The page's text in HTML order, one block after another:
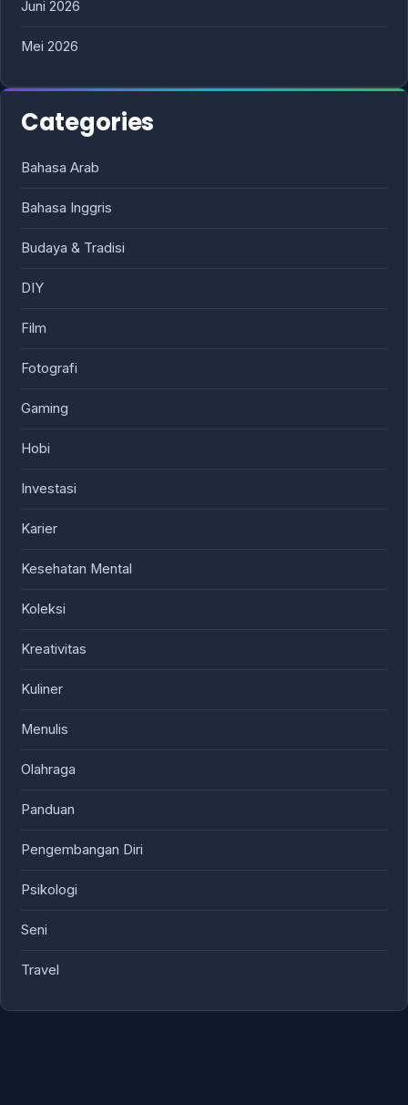
Juni 2026
Mei 2026
Categories
Bahasa Arab
Bahasa Inggris
Budaya & Tradisi
DIY
Film
Fotografi
Gaming
Hobi
Investasi
Karier
Kesehatan Mental
Koleksi
Kreativitas
Kuliner
Menulis
Olahraga
Panduan
Pengembangan Diri
Psikologi
Seni
Travel